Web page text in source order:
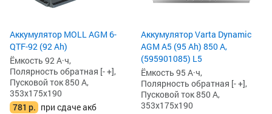
Аккумулятор MOLL AGM 6-
QTF-92 (92 Ah)
Ёмкость 92 А·ч,
Полярность обратная [- +],
Пусковой ток 850 А,
353x175x190
781 р. при сдаче акб
Аккумулятор Varta Dynamic
AGM A5 (95 Ah) 850 А,
(595901085) L5
Ёмкость 95 А·ч,
Полярность обратная [- +],
Пусковой ток 850 А,
353x175x190